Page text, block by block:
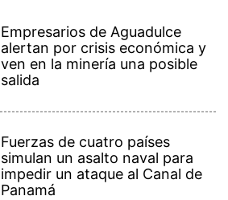
Empresarios de Aguadulce
alertan por crisis económica y
ven en la minería una posible
salida
Fuerzas de cuatro países
simulan un asalto naval para
impedir un ataque al Canal de
Panamá